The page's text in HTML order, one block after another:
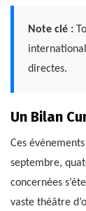
Note clé :
directes.
Un Bilan
Ces
septembre,
concernées
vaste théâtre